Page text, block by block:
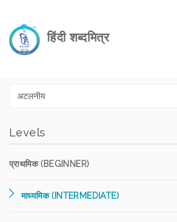
हिंदी शब्दमित्र
Levels
प्राथमिक (BEGINNER)
माध्यमिक (INTERMEDIATE)